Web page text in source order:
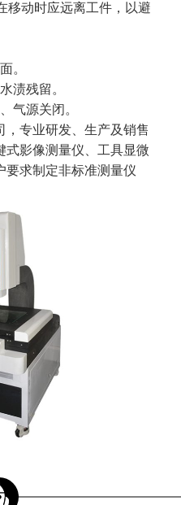
移动时应远离工件，以避
。
渍残留。
气源关闭。
，专业研发、生产及销售
式影像测量仪、工具显微
要求制定非标准测量仪